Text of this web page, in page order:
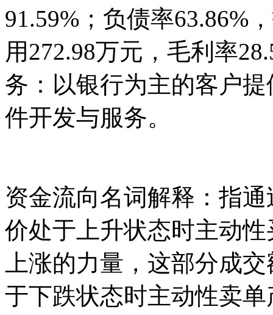
91.59%；负债率63.86%
用272.98万元，毛利率
务：以银行为主的客户
件开发与服务。
资金流向名词解释：指
价处于上升状态时主动
上涨的力量，这部分成
于下跌状态时主动性卖